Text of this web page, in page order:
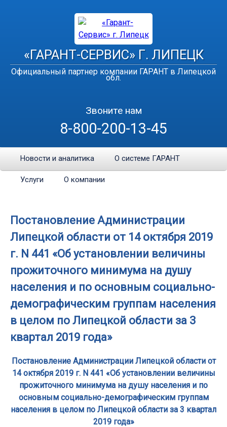
«ГАРАНТ-СЕРВИС» Г. ЛИПЕЦК
Официальный партнер компании ГАРАНТ в Липецкой
обл.
Звоните нам
8-800-200-13-45
Новости и аналитика О системе ГАРАНТ
Услуги О компании
Постановление Администрации
Липецкой области от 14 октября 2019
г. N 441 «Об установлении величины
прожиточного минимума на душу
населения и по основным социально-
демографическим группам населения
в целом по Липецкой области за 3
квартал 2019 года»
Постановление Администрации Липецкой области от
14 октября 2019 г. N 441 «Об установлении величины
прожиточного минимума на душу населения и по
основным социально-демографическим группам
населения в целом по Липецкой области за 3 квартал
2019 года»